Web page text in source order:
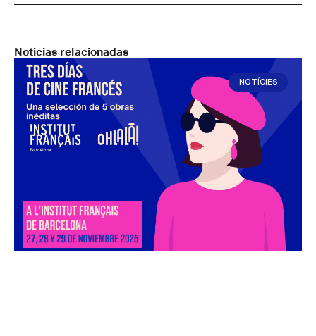
Noticias relacionadas
NOTÍCIES